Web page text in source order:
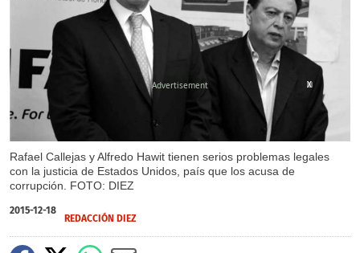
Rafael Callejas y Alfredo Hawit tienen serios problemas legales
con la justicia de Estados Unidos, país que los acusa de
corrupción. FOTO: DIEZ
X
X
2015-12-18
REDACCIÓN DIEZ